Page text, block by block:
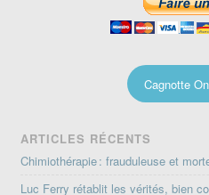
Cagnotte
ARTICLES RÉCENTS
Chimiothérapie : frauduleuse et
Luc Ferry rétablit les vérités, bien